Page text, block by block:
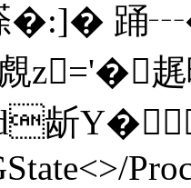
�:]� 踊
z='�趘
龂